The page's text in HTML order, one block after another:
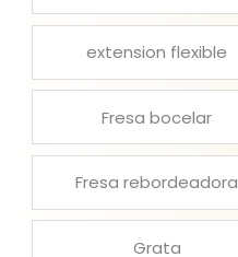
extension flexible
Fresa bocelar
Fresa rebordeadora
Grata